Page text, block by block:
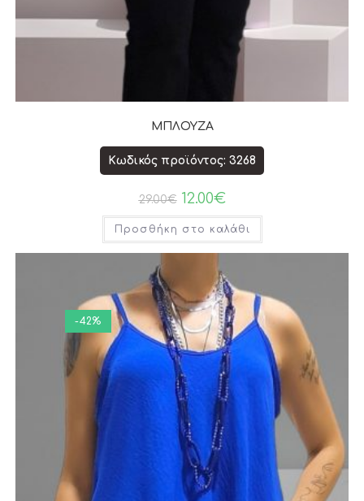
ΜΠΛΟΥΖΑ
Κωδικός προϊόντος: 3268
29.00€ 12.00€
Προσθήκη στο καλάθι
-42%